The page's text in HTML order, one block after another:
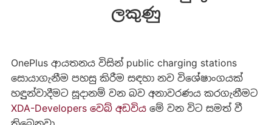
ලකුණු
OnePlus ආයතනය විසින් public charging stations
සොයාගැනීම පහසු කිරීම සඳහා නව විශේෂාංගයක්
හඳුුන්වාදීමට සූදානම් වන බව අනාවරණය කරගැනීමට
XDA-Developers වෙබ් අඩවියමේ වන විට සමත් වී